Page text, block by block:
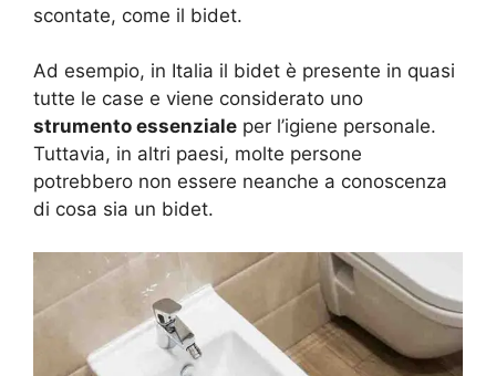
scontate, come il bidet.
Ad esempio, in Italia il bidet è presente in quasi
tutte le case e viene considerato uno
strumento essenziale per l’igiene personale.
Tuttavia, in altri paesi, molte persone
potrebbero non essere neanche a conoscenza
di cosa sia un bidet.